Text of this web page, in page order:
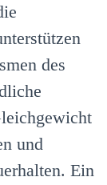
des
und
Ein